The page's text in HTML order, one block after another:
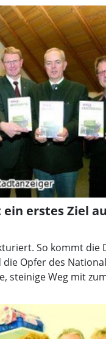
untergebracht.
aus Stadthagen
zu erzählen.
ein erstes Ziel
So kommt die
Opfer des
steinige Weg mit
angestoßen und hat
Bezug
und
öffentlichen